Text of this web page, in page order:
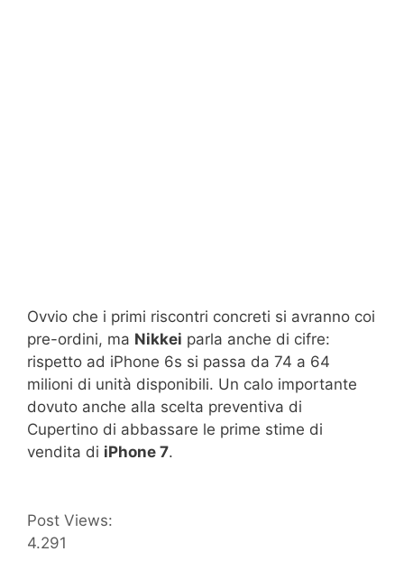
Ovvio che i primi riscontri concreti si avranno coi
pre-ordini, ma Nikkei parla anche di cifre:
rispetto ad iPhone 6s si passa da 74 a 64
milioni di unità disponibili. Un calo importante
dovuto anche alla scelta preventiva di
Cupertino di abbassare le prime stime di
vendita di iPhone 7.
Post Views:
4.291